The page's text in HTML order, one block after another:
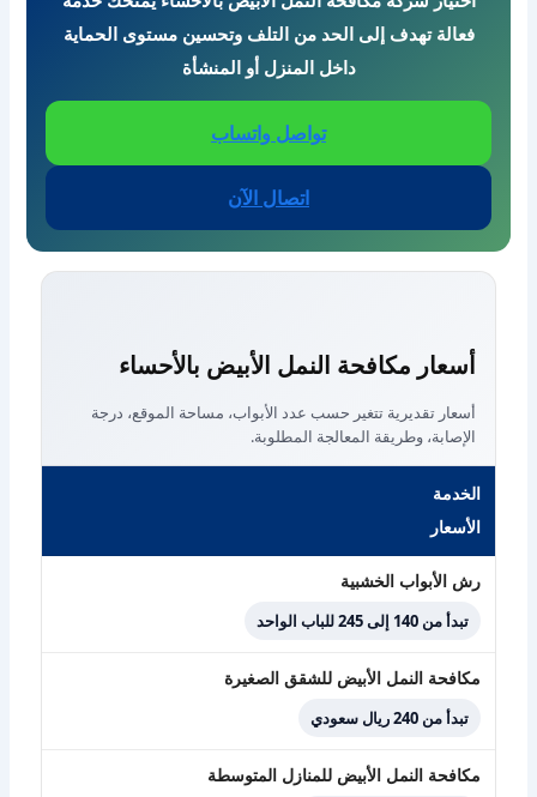
فعالة تهدف إلى الحد من التلف وتحسين مستوى الحماية
داخل المنزل أو المنشأة
تواصل واتساب
اتصال الآن
أسعار مكافحة النمل الأبيض بالأحساء
أسعار تقديرية تتغير حسب عدد الأبواب، مساحة الموقع، درجة
الإصابة، وطريقة المعالجة المطلوبة.
الخدمة
الأسعار
رش الأبواب الخشبية
تبدأ من 140 إلى 245 للباب الواحد
مكافحة النمل الأبيض للشقق الصغيرة
تبدأ من 240 ريال سعودي
مكافحة النمل الأبيض للمنازل المتوسطة